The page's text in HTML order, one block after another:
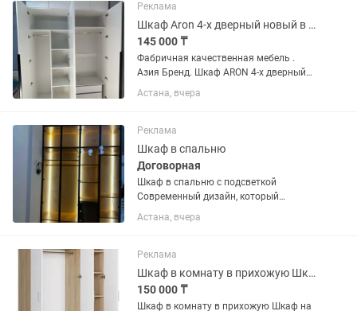
Реклама
Шкаф Aron 4-х дверный новый в наличии
145 000 ₸
Фабричная качественная мебель .
Азия Бренд. Шкаф ARON 4-х дверный
распашной в наличии. Размеры :
высота - 2.7 (с антресолью), без
. Доставка по городу...
Астана, вчера
Реклама
Шкаф в спальню
Договорная
Шкаф в спальню с подсветкой
Современный дизайн, который
подчеркнёт стиль вашего интерьера. ✔
Качественные материалы ✔
Вместительный и удобный ✔
Эстетичная мягкая...
Астана, вчера
Реклама
Шкаф в комнату в прихожую Шкаф на балкон
150 000 ₸
Шкаф в комнату в прихожую Шкаф на